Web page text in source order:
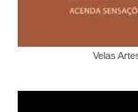
Velas